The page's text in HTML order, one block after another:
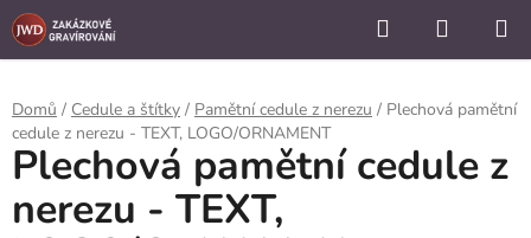
```
Přejít
na
Hledat
KOŠÍK
Domů / Cedule a štítky / Pamětní cedule z nerezu / Plechová pamětní
cedule z nerezu - TEXT, LOGO/ORNAMENT
Plechová pamětní cedule z
nerezu - TEXT,